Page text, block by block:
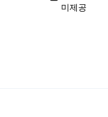
미제공